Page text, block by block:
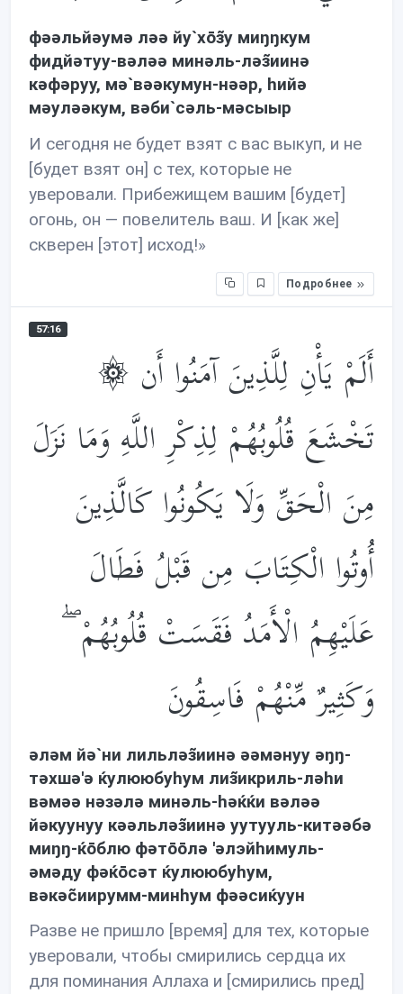
фəəльйəумə лəə йу`хōз̃у миŋŋкум
фидйəтуу-вəлəə минəль-лəз̃иинə
кəфəруу, мə`вəəкумун-нəəр, hийə
мəулəəкум, вəби`сəль-мəсыыр
И сегодня не будет взят с вас выкуп, и не
[будет взят он] с тех, которые не
уверовали. Прибежищем вашим [будет]
огонь, он — повелитель ваш. И [как же]
скверен [этот] исход!»
Подробнее
57:16
۞ أَلَمْ يَأْنِ لِلَّذِينَ آمَنُوا أَن
تَخْشَعَ قُلُوبُهُمْ لِذِكْرِ اللَّهِ وَمَا نَزَلَ
مِنَ الْحَقِّ وَلَا يَكُونُوا كَالَّذِينَ
أُوتُوا الْكِتَابَ مِن قَبْلُ فَطَالَ
عَلَيْهِمُ الْأَمَدُ فَقَسَتْ قُلُوبُهُمْ ۖ
وَكَثِيرٌ مِّنْهُمْ فَاسِقُونَ
əлəм йə`ни лильлəз̃иинə əəмəнуу əŋŋ-
тəхшə'ə ќулююбуhум лиз̃икриль-лəhи
вəмəə нəзəлə минəль-həќќи вəлəə
йəкуунуу кəəльлəз̃иинə уутууль-китəəбə
миŋŋ-ќōблю фəтōōлə 'əлэйhимуль-
əмəду фəќōсəт ќулююбуhум,
вəкəc̃иирумм-минhум фəəсиќуун
Разве не пришло [время] для тех, которые
уверовали, чтобы смирились сердца их
для поминания Аллаха и [смирились пред]